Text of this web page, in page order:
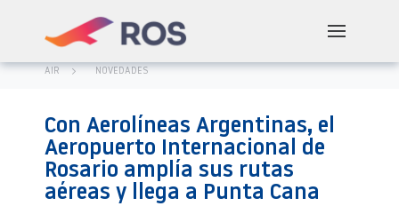
AIR NOVEDADES
Con Aerolíneas Argentinas, el
Aeropuerto Internacional de
Rosario amplía sus rutas
aéreas y llega a Punta Cana